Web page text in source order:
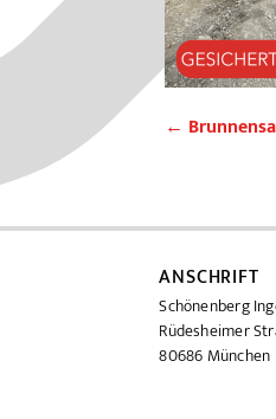
←
ANSCHRIFT
Schönenberg
Rüdesheimer
80686 München